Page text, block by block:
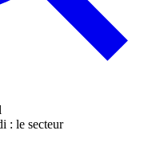
: le secteur